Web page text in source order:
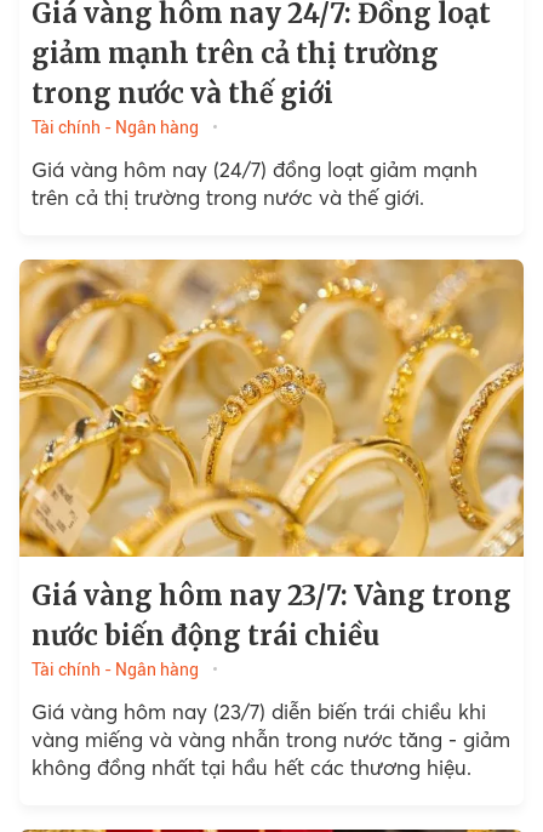
Giá vàng hôm nay 24/7: Đồng loạt
giảm mạnh trên cả thị trường
trong nước và thế giới
Tài chính - Ngân hàng
Giá vàng hôm nay (24/7) đồng loạt giảm mạnh
trên cả thị trường trong nước và thế giới.
Giá vàng hôm nay 23/7: Vàng trong
nước biến động trái chiều
Tài chính - Ngân hàng
Giá vàng hôm nay (23/7) diễn biến trái chiều khi
vàng miếng và vàng nhẫn trong nước tăng - giảm
không đồng nhất tại hầu hết các thương hiệu.